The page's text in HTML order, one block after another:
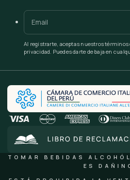
Al registrarte, aceptas nuestros términos
privacidad. Puedes darte de baja en
TOMAR BEBIDAS
ES